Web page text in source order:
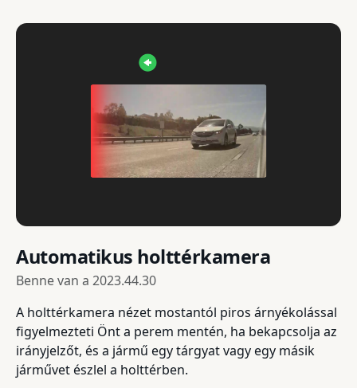
Automatikus holttérkamera
Benne van a 2023.44.30
A holttérkamera nézet mostantól piros árnyékolással
figyelmezteti Önt a perem mentén, ha bekapcsolja az
irányjelzőt, és a jármű egy tárgyat vagy egy másik
járművet észlel a holttérben.